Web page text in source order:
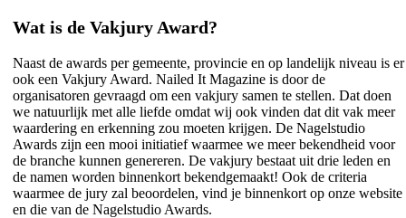
Wat is de Vakjury Award?
Naast de awards per gemeente, provincie en op landelijk niveau is er
ook een Vakjury Award. Nailed It Magazine is door de
organisatoren gevraagd om een vakjury samen te stellen. Dat doen
we natuurlijk met alle liefde omdat wij ook vinden dat dit vak meer
waardering en erkenning zou moeten krijgen. De Nagelstudio
Awards zijn een mooi initiatief waarmee we meer bekendheid voor
de branche kunnen genereren. De vakjury bestaat uit drie leden en
de namen worden binnenkort bekendgemaakt! Ook de criteria
waarmee de jury zal beoordelen, vind je binnenkort op onze website
en die van de Nagelstudio Awards.